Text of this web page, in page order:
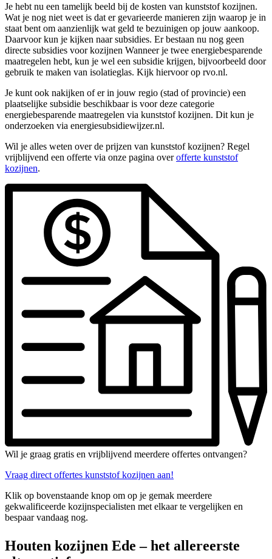
Je hebt nu een tamelijk beeld bij de kosten van kunststof kozijnen.
Wat je nog niet weet is dat er gevarieerde manieren zijn waarop je in
staat bent om aanzienlijk wat geld te bezuinigen op jouw aankoop.
Daarvoor kun je kijken naar subsidies. Er bestaan nu nog geen
directe subsidies voor kozijnen Wanneer je twee energiebesparende
maatregelen hebt, kun je wel een subsidie krijgen, bijvoorbeeld door
gebruik te maken van isolatieglas. Kijk hiervoor op rvo.nl.
Je kunt ook nakijken of er in jouw regio (stad of provincie) een
plaatselijke subsidie beschikbaar is voor deze categorie
energiebesparende maatregelen via kunststof kozijnen. Dit kun je
onderzoeken via energiesubsidiewijzer.nl.
Wil je alles weten over de prijzen van kunststof kozijnen? Regel
vrijblijvend een offerte via onze pagina overofferte kunststof
kozijnen.
Wil je graag gratis en vrijblijvend meerdere offertes ontvangen?
Vraag direct offertes kunststof kozijnen aan!
Klik op bovenstaande knop om op je gemak meerdere
gekwalificeerde kozijnspecialisten met elkaar te vergelijken en
bespaar vandaag nog.
Houten kozijnen Ede – het allereerste